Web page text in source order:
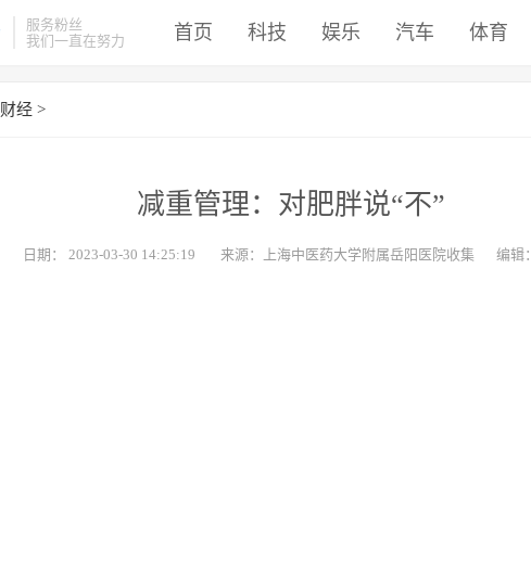
服务粉丝
我们一直在努力
首页 科技 娱乐 汽车 体育
财经 >
减重管理：对肥胖说“不”
日期： 2023-03-30 14:25:19 来源：上海中医药大学附属岳阳医院收集 编辑：